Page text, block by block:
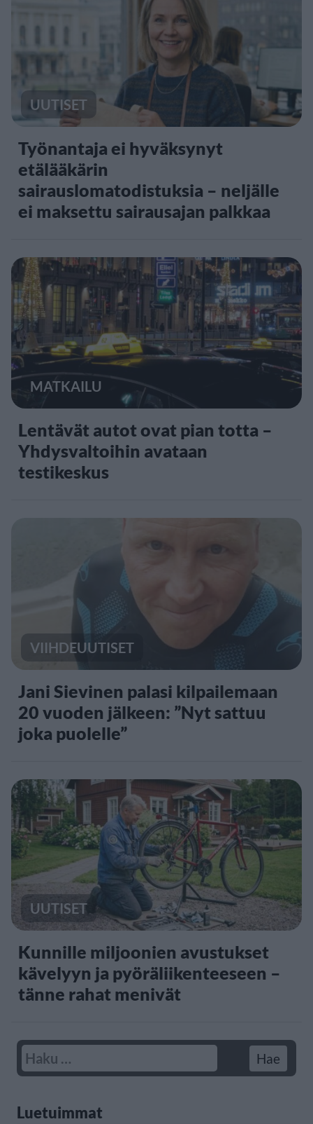
UUTISET
Työnantaja ei hyväksynyt
etälääkärin
sairauslomatodistuksia – neljälle
ei maksettu sairausajan palkkaa
MATKAILU
Lentävät autot ovat pian totta –
Yhdysvaltoihin avataan
testikeskus
VIIHDEUUTISET
Jani Sievinen palasi kilpailemaan
20 vuoden jälkeen: ”Nyt sattuu
joka puolelle”
UUTISET
Kunnille miljoonien avustukset
kävelyyn ja pyöräliikenteeseen –
tänne rahat menivät
Luetuimmat